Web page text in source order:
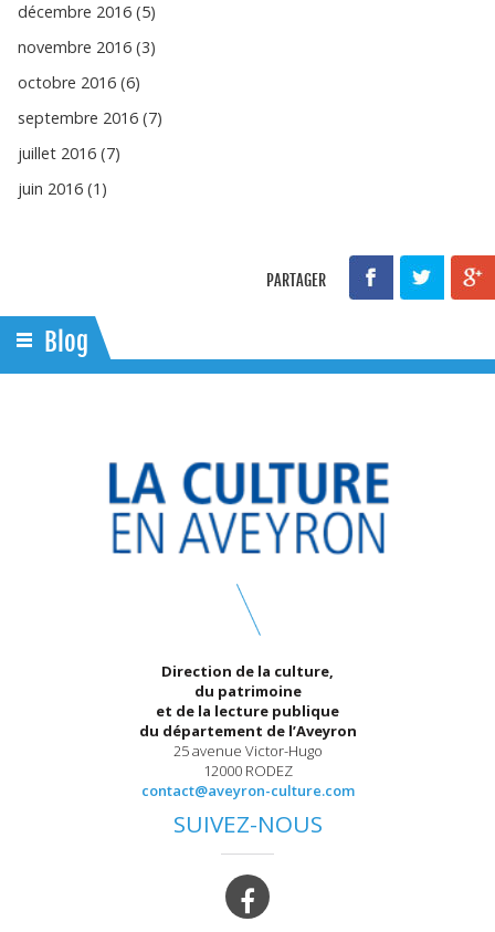
décembre 2016 (5)
novembre 2016 (3)
octobre 2016 (6)
septembre 2016 (7)
juillet 2016 (7)
juin 2016 (1)
PARTAGER
Blog
Direction de la culture,
du patrimoine
et de la lecture publique
du département de l’Aveyron
25 avenue Victor-Hugo
12000 RODEZ
contact@aveyron-culture.com
SUIVEZ-NOUS